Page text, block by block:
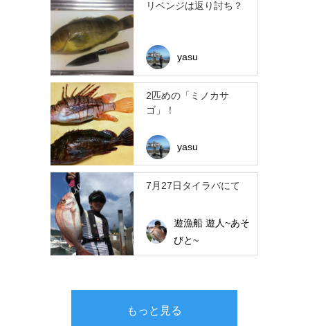
リベンジは返り討ち？
yasu
2匹めの「ミノカサ
ゴ」！
yasu
7月27日タイラバにて
遊漁船 遊人~あそ
びと~
もっと見る